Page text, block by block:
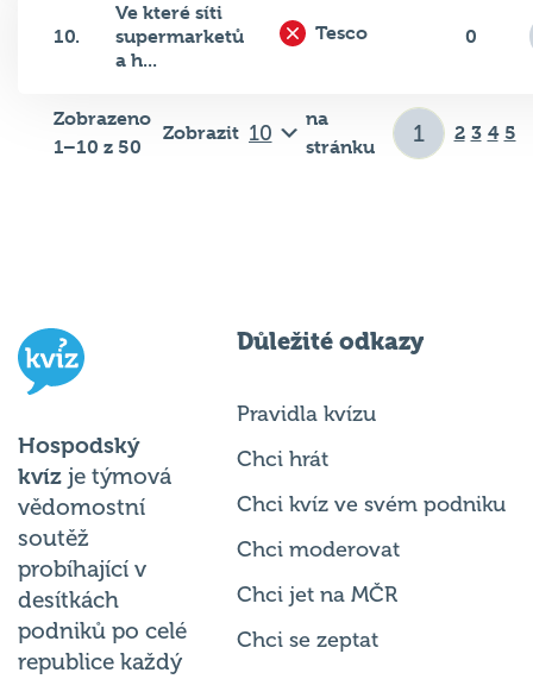
10.
Ve které síti
supermarketů
a h...
Tesco 0
Zobrazeno
1–10 z 50
Zobrazit
na
stránku
2 3 4 5
Hospodský
kvíz je týmová
vědomostní
soutěž
probíhající v
desítkách
podniků po celé
republice každý
Důležité odkazy
Pravidla kvízu
Chci hrát
Chci kvíz ve svém podniku
Chci moderovat
Chci jet na MČR
Chci se zeptat